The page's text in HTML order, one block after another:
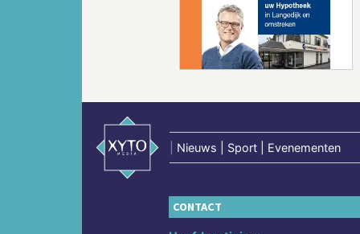
Nieuws | Sport | Evenementen
CONTACT